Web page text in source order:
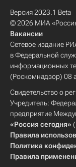
Версия 2023.1 Beta
© 2026 МИА
Вакансии
Сетевое издание
в Федеральной
информационных
(Роскомнадзор) 08
Свидетельство о
Учредитель:
предприятие
«Россия сегодня»
Правила
Политика
Правила